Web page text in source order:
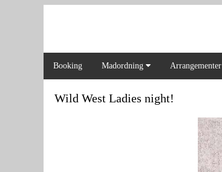
Booking Madordning Arrangementer
Wild West Ladies night!